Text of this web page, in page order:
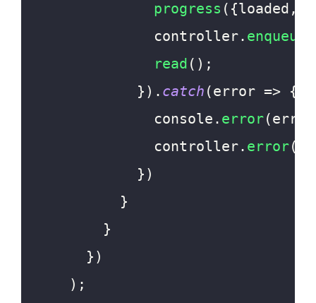
progress ( {loaded ,
              controller
. enqueue
read ( ) ;
} ) . catch (error =>
{
console . error(error
              controller
. error(
} )
}
}
} )
) ;